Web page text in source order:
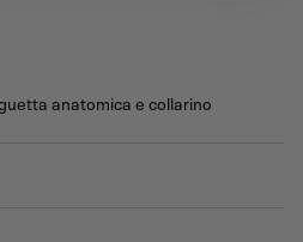
anatomica e collarino